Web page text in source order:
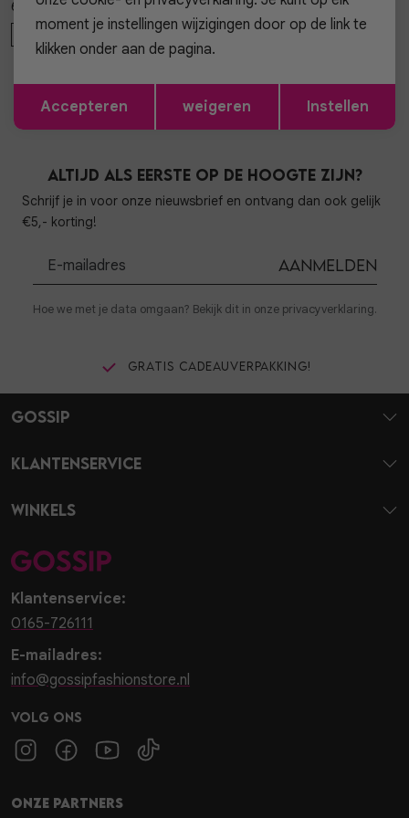
69,95 99,95
XL
1
Altijd als eerste op de hoogte zijn?
Schrijf je in voor onze nieuwsbrief en ontvang dan ook gelijk
€5,- korting!
Aanmelden
Hoe we met je data omgaan? Bekijk dit in onze privacyverklaring.
Gratis cadeauverpakking!
Klantenservice:
0165-726111
E-mailadres:
info@gossipfashionstore.nl
Volg ons
Gossip
Klantenservice
Winkels
Onze partners
Opslaan
moment je instellingen wijzigingen door op de link te
klikken onder aan de pagina.
Accepteren weigeren Instellen